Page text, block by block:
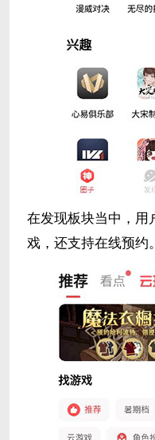
在发现板块当中，用
戏，还支持在线预约。